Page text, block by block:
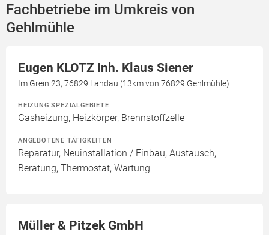
Fachbetriebe im Umkreis von
Gehlmühle
Eugen KLOTZ Inh. Klaus Siener
Im Grein 23, 76829 Landau (13km von 76829 Gehlmühle)
HEIZUNG SPEZIALGEBIETE
Gasheizung, Heizkörper, Brennstoffzelle
ANGEBOTENE TÄTIGKEITEN
Reparatur, Neuinstallation / Einbau, Austausch,
Beratung, Thermostat, Wartung
Müller & Pitzek GmbH